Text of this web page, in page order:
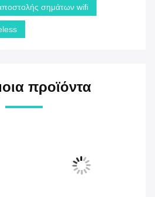
σημάτων wifi
προϊόντα